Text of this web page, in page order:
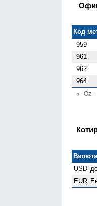
Код
959
961
962
964
Oz
Валюта
USD
EUR